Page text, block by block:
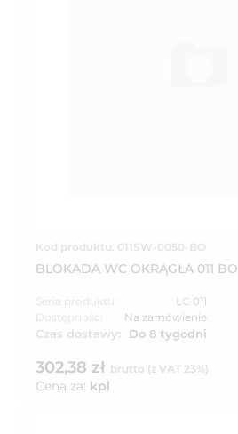
Kod produktu: 011SW-0050-BO
BLOKADA WC OKRĄGŁA 011 BO
Seria produktu:
LC 011
Dostępność:
Na zamówienie
Czas dostawy: Do 8 tygodni
302,38 zł brutto (z VAT 23%)
Cena za: kpl